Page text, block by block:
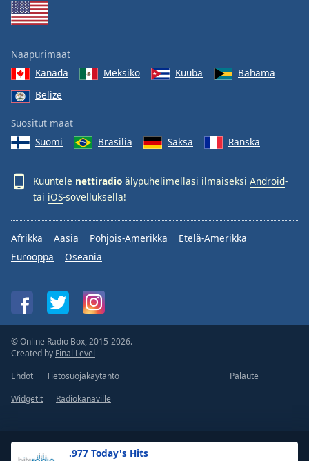
.977 Today's Hits
Naapurimaat
Kanada
Meksiko Kuuba
Bahama
Belize
Suositut maat
Suomi
Brasilia Saksa Ranska
Kuuntele nettiradio älypuhelimellasi ilmaiseksi Android-
tai iOS-sovelluksella!
Afrikka Aasia Pohjois-Amerikka
Etelä-Amerikka
Eurooppa
Oseania
© Online Radio Box, 2015-2026.
Created by Final Level
Ehdot
Tietosuojakäytäntö
Palaute
Widgetit
Radiokanaville